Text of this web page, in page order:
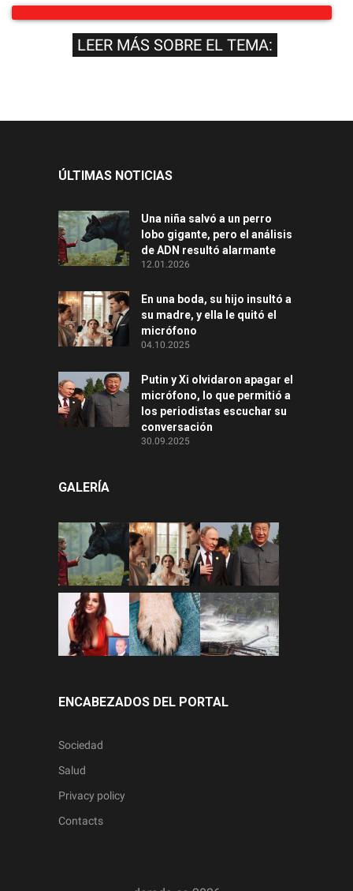
LEER MÁS SOBRE EL TEMA:
ÚLTIMAS NOTICIAS
Una niña salvó a un perro
lobo gigante, pero el análisis
de ADN resultó alarmante
12.01.2026
En una boda, su hijo insultó a
su madre, y ella le quitó el
micrófono
04.10.2025
Putin y Xi olvidaron apagar el
micrófono, lo que permitió a
los periodistas escuchar su
conversación
30.09.2025
GALERÍA
ENCABEZADOS DEL PORTAL
Sociedad
Salud
Privacy policy
Contacts